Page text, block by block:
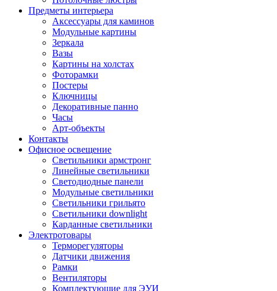
Предметы интерьера
Аксессуары для каминов
Модульные картины
Зеркала
Вазы
Картины на холстах
Фоторамки
Постеры
Ключницы
Декоративные панно
Часы
Арт-объекты
Контакты
Офисное освещение
Светильники армстронг
Линейные светильники
Светодиодные панели
Модульные светильники
Светильники грильято
Светильники downlight
Карданные светильники
Электротовары
Терморегуляторы
Датчики движения
Рамки
Вентиляторы
Комплектующие для ЭУИ